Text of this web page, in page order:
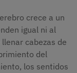
crece a un
igual ni al
cabezas de
del
los sentidos